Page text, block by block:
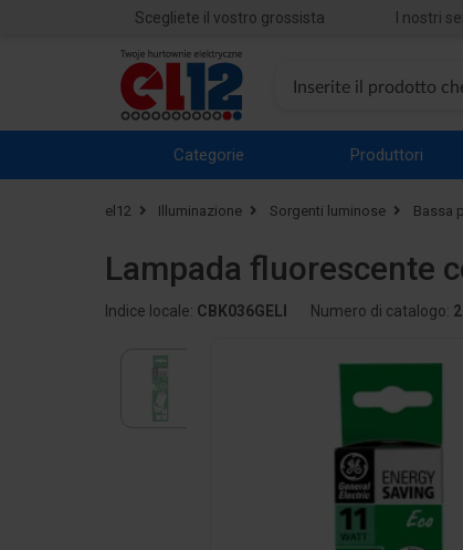
Scegliete il vostro grossista I nostri
Categorie Produttori
el12 Illuminazione Sorgenti luminose Bassa
Lampada fluorescente
Indice locale: CBK036GELI Numero di catalogo: